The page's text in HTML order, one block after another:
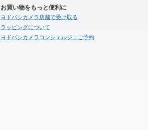
お買い物をもっと便利に
ヨドバシカメラ店舗で受け取る
ラッピングについて
ヨドバシカメラコンシェルジェご予約